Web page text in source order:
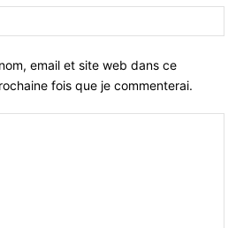
:
email et site web dans ce
fois que je commenterai.